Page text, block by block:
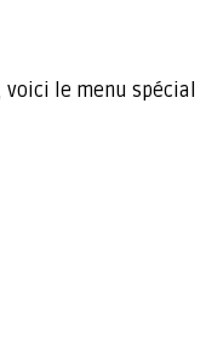
le menu spécial